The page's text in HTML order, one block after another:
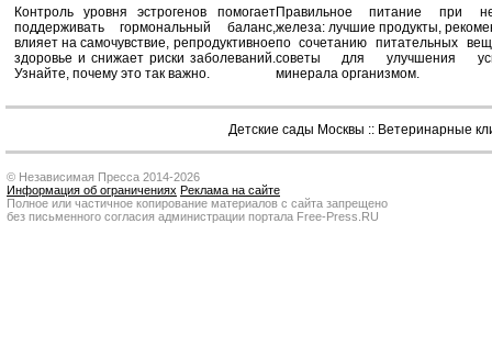
Контроль уровня эстрогенов помогает
поддерживать гормональный баланс,
влияет на самочувствие, репродуктивное
здоровье и снижает риски заболеваний.
Узнайте, почему это так важно.
Правильное питание при
железа: лучшие продукты,
по сочетанию питательных
советы для улучшения
минерала организмом.
Детские сады Москвы :: Ветеринарные
© Независимая Пресса 2014-2026
Информация об ограничениях Реклама на сайте
Полное или частичное копирование материалов с сайта запрещено
без письменного согласия администрации портала Free-Press.RU